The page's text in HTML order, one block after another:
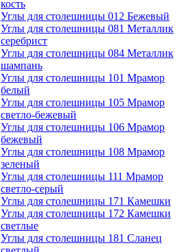
кость
Углы для столешницы 012 Бежевый
Углы для столешницы 081 Металлик
серебрист
Углы для столешницы 084 Металлик
шампань
Углы для столешницы 101 Мрамор
белый
Углы для столешницы 105 Мрамор
светло-бежевый
Углы для столешницы 106 Мрамор
бежевый
Углы для столешницы 108 Мрамор
зеленый
Углы для столешницы 111 Мрамор
светло-серый
Углы для столешницы 171 Камешки
Углы для столешницы 172 Камешки
светлые
Углы для столешницы 181 Сланец